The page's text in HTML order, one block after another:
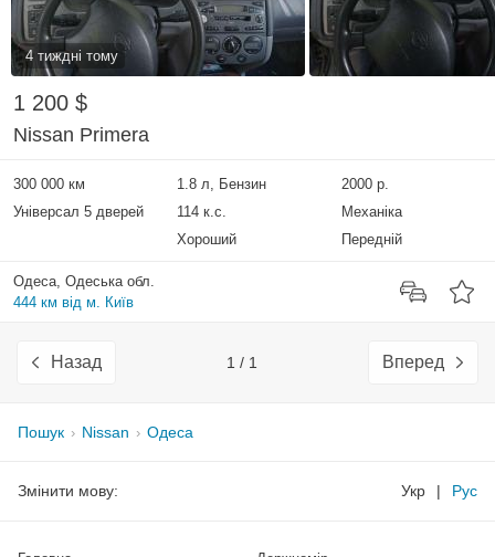
4 тиждні тому
1 200 $
Nissan Primera
300 000 км 1.8 л, Бензин
2000 р.
Універсал 5 дверей
114 к.с.
Механіка
Хороший
Передній
Одеса, Одеська обл.
444 км від м. Київ
Назад 1 / 1 Вперед
Пошук Nissan Одеса
Змінити мову: Укр | Рус